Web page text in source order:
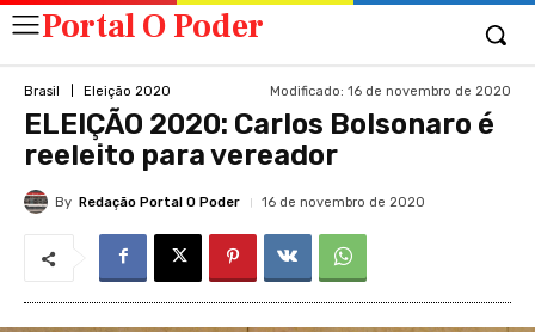
Portal O Poder
Brasil Eleição 2020 Modificado: 16 de novembro de 2020
ELEIÇÃO 2020: Carlos Bolsonaro é
reeleito para vereador
By Redação Portal O Poder 16 de novembro de 2020